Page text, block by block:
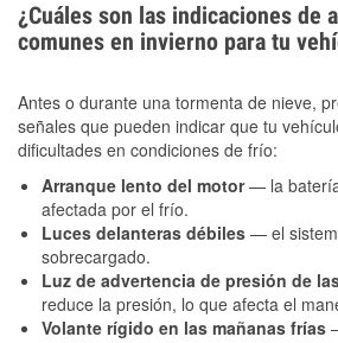
¿Cuáles son las indicaciones de
comunes en invierno para tu
Antes o durante una tormenta de nieve,
señales que pueden indicar que tu
dificultades en condiciones de frío:
Arranque lento del motor— la
afectada por el frío.
Luces delanteras débiles — el
sobrecargado.
Luz de advertencia de presión de
reduce la presión, lo que afecta el
Volante rígido en las mañanas frías